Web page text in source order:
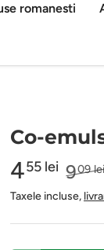
romanesti
Co-
455 lei 909 lei
Taxele incluse,